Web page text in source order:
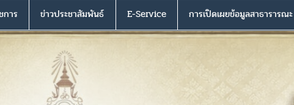
การ ข่าวประชาสัมพันธ์ E-Service การเปิดเผยข้อมูลสาธารารณะ